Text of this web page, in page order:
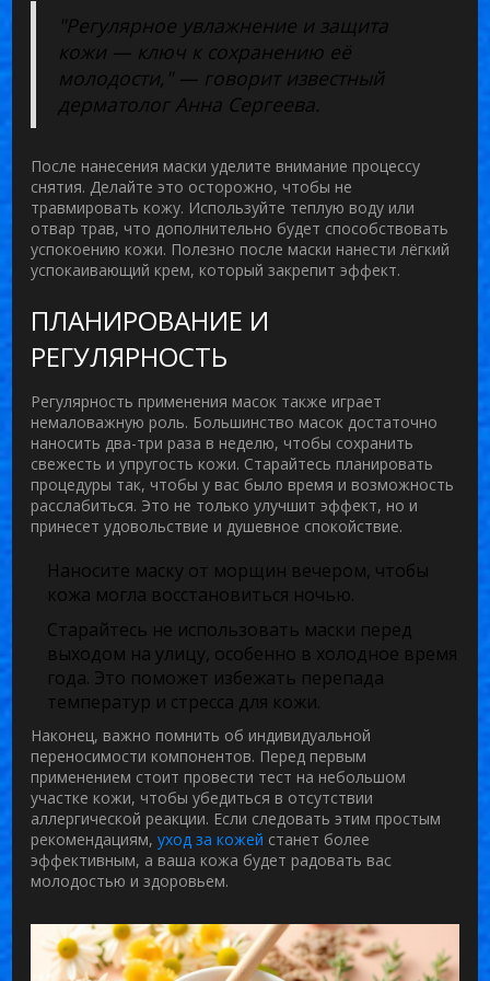
"Регулярное увлажнение и защита
кожи — ключ к сохранению её
молодости," — говорит известный
дерматолог Анна Сергеева.
После нанесения маски уделите внимание процессу
снятия. Делайте это осторожно, чтобы не
травмировать кожу. Используйте теплую воду или
отвар трав, что дополнительно будет способствовать
успокоению кожи. Полезно после маски нанести лёгкий
успокаивающий крем, который закрепит эффект.
ПЛАНИРОВАНИЕ И
РЕГУЛЯРНОСТЬ
Регулярность применения масок также играет
немаловажную роль. Большинство масок достаточно
наносить два-три раза в неделю, чтобы сохранить
свежесть и упругость кожи. Старайтесь планировать
процедуры так, чтобы у вас было время и возможность
расслабиться. Это не только улучшит эффект, но и
принесет удовольствие и душевное спокойствие.
Наносите маску от морщин вечером, чтобы
кожа могла восстановиться ночью.
Старайтесь не использовать маски перед
выходом на улицу, особенно в холодное время
года. Это поможет избежать перепада
температур и стресса для кожи.
Наконец, важно помнить об индивидуальной
переносимости компонентов. Перед первым
применением стоит провести тест на небольшом
участке кожи, чтобы убедиться в отсутствии
аллергической реакции. Если следовать этим простым
рекомендациям,уход за кожей станет более
эффективным, а ваша кожа будет радовать вас
молодостью и здоровьем.